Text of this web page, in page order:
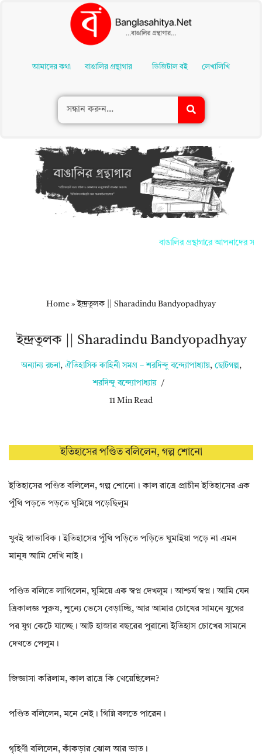
Contentআমাদের কথা বাঙালির গ্রন্থাগার ডিজিটাল বই লেখালিখি
বাঙালির গ্রন্থাগারে আপনাদের সকলকে জানাই
Home »ইন্দ্রতূলক || Sharadindu Bandyopadhyay
ইন্দ্রতূলক || Sharadindu Bandyopadhyay
অন্যান্য রচনা, ঐতিহাসিক কাহিনী সমগ্র – শরদিন্দু বন্দ্যোপাধ্যায় , ছোটগল্প ,
শরদিন্দু বন্দ্যোপাধ্যায়
11 Min Read
ইতিহাসের পণ্ডিত বলিলেন, গল্প শোনো
ইতিহাসের পণ্ডিত বলিলেন, গল্প শোনো। কাল রাত্রে প্রাচীন ইতিহাসের এক
পুঁথি পড়তে পড়তে ঘুমিয়ে পড়েছিলুম
খুবই স্বাভাবিক। ইতিহাসের পুঁথি পড়িতে পড়িতে ঘুমাইয়া পড়ে না এমন
মানুষ আমি দেখি নাই।
পণ্ডিত বলিতে লাগিলেন, ঘুমিয়ে এক স্বপ্ন দেখলুম। আশ্চর্য স্বপ্ন। আমি যেন
ত্রিকালজ্ঞ পুরুষ, শূন্যে ভেসে বেড়াচ্ছি, আর আমার চোখের সামনে যুগের
পর যুগ কেটে যাচ্ছে। আট হাজার বছরের পুরানো ইতিহাস চোখের সামনে
দেখতে পেলুম।
জিজ্ঞাসা করিলাম, কাল রাত্রে কি খেয়েছিলেন?
পণ্ডিত বলিলেন, মনে নেই। গিন্নি বলতে পারেন।
গৃহিণী বলিলেন, কাঁকড়ার ঝোল আর ভাত।